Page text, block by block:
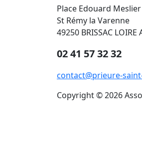
Place Edouard Meslier
St Rémy la Varenne
49250 BRISSAC LOIRE
02 41 57 32 32
contact@prieure-
Copyright © 2026